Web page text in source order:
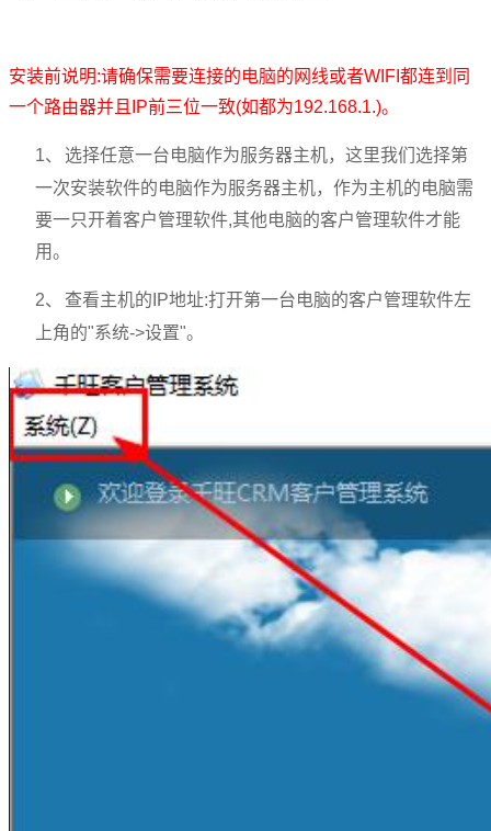
安装前说明:请确保需要连接的电脑的网线或者WIFI 都连到同
一个路由器并且IP前三位一致(如都为192.168.1.)。
1、
选择任意一台电脑作为服务器主机，这里我们选择第
一次安装软件的电脑作为服务器主机，作为主机的电脑需
要一只开着客户管理软件,其他电脑的客户管理软件才能
用。
2、 查看主机的IP地址:打开第一台电脑的客户管理软件左
上角的"系统->设置"。